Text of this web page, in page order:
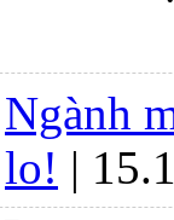
Ngành
lo! |